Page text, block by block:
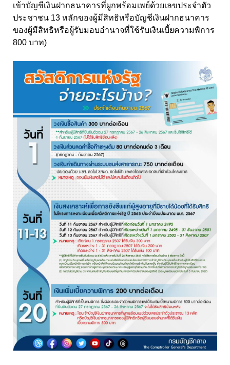
เข้าบัญชีเงินฝากธนาคารที่ผูกพร้อมเพย์ด้วยเลขประจำตัว
ประชาชน 13 หลักของผู้มีสิทธิหรือบัญชีเงินฝากธนาคาร
ของผู้มีสิทธิหรือผู้รับมอบอำนาจที่ใช้รับเงินเบี้ยความพิการ
800 บาท)